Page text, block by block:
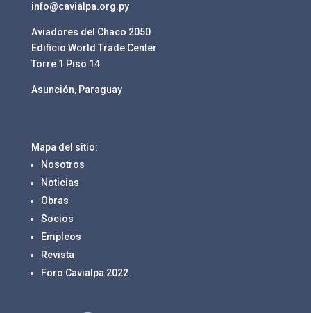
info@cavialpa.org.py
Aviadores del Chaco 2050
Edificio World Trade Center
Torre 1 Piso 14
Asunción, Paraguay
Mapa del sitio:
Nosotros
Noticias
Obras
Socios
Empleos
Revista
Foro Cavialpa 2022